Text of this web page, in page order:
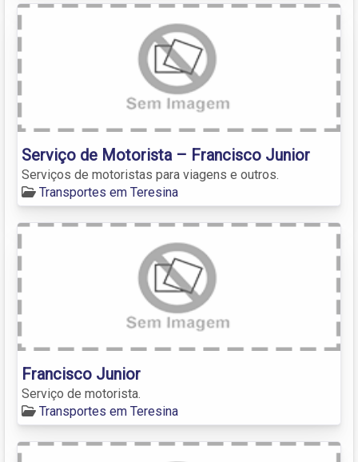
Serviço de Motorista – Francisco Junior
Serviços de motoristas para viagens e outros.
Transportes em Teresina
Francisco Junior
Serviço de motorista.
Transportes em Teresina